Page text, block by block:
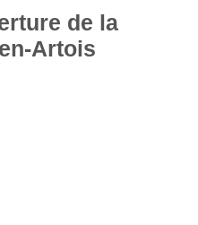
de la
Artois